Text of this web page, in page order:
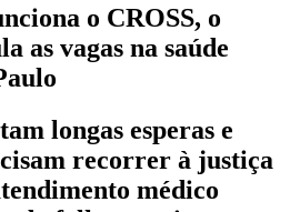
o CROSS, o
as vagas na saúde
longas esperas e
recorrer à justiça
médico